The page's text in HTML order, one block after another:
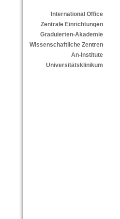
International Office
Zentrale Einrichtungen
Graduierten-Akademie
Wissenschaftliche Zentren
An-Institute
Universitätsklinikum